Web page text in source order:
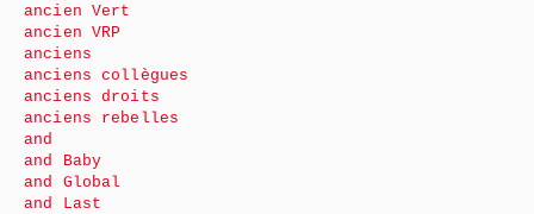
ancien Vert
ancien VRP
anciens
anciens collègues
anciens droits
anciens rebelles
and
and Baby
and Global
and Last